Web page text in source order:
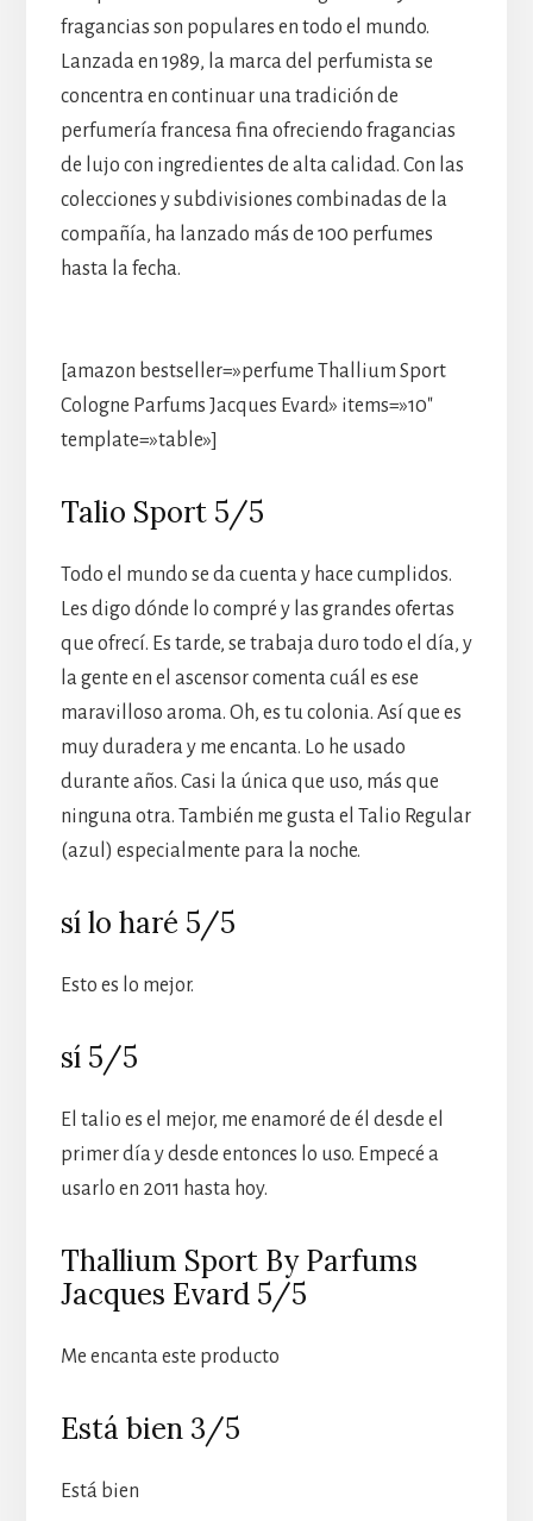
fragancias son populares en todo el mundo.
Lanzada en 1989, la marca del perfumista se
concentra en continuar una tradición de
perfumería francesa fina ofreciendo fragancias
de lujo con ingredientes de alta calidad. Con las
colecciones y subdivisiones combinadas de la
compañía, ha lanzado más de 100 perfumes
hasta la fecha.
[amazon bestseller=»perfume Thallium Sport
Cologne Parfums Jacques Evard» items=»10″
template=»table»]
Talio Sport 5/5
Todo el mundo se da cuenta y hace cumplidos.
Les digo dónde lo compré y las grandes ofertas
que ofrecí. Es tarde, se trabaja duro todo el día, y
la gente en el ascensor comenta cuál es ese
maravilloso aroma. Oh, es tu colonia. Así que es
muy duradera y me encanta. Lo he usado
durante años. Casi la única que uso, más que
ninguna otra. También me gusta el Talio Regular
(azul) especialmente para la noche.
sí lo haré 5/5
Esto es lo mejor.
sí 5/5
El talio es el mejor, me enamoré de él desde el
primer día y desde entonces lo uso. Empecé a
usarlo en 2011 hasta hoy.
Thallium Sport By Parfums
Jacques Evard 5/5
Me encanta este producto
Está bien 3/5
Está bien